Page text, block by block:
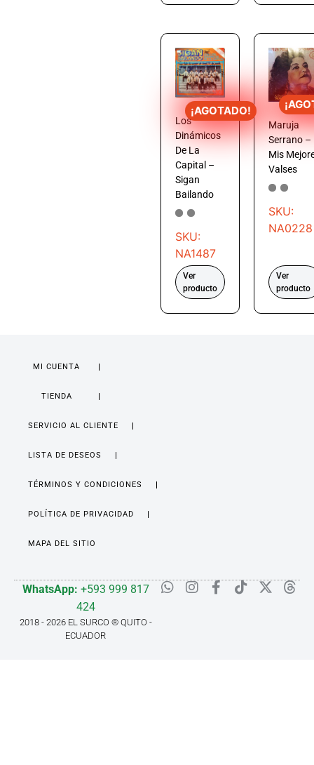
¡AGOTADO!
Los
Dinámicos
De La
Capital –
Sigan
Bailando
SKU:
NA1487
Ver
producto
Maruja
Serrano –
Mis
Valses
SKU:
NA0228
Ver
producto
MI CUENTA
TIENDA
SERVICIO AL CLIENTE
LISTA DE DESEOS
TÉRMINOS Y CONDICIONES
POLÍTICA DE PRIVACIDAD
MAPA DEL SITIO
WhatsApp: +593 999 817
424
2018 - 2026 EL SURCO ® QUITO -
ECUADOR